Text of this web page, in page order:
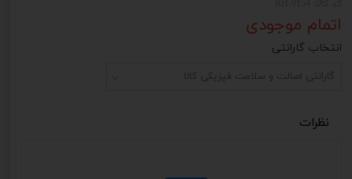
اتمام موجودی
انتخاب گارانتی
گارانتی اصالت و سلامت فیزیکی کالا
نظرات